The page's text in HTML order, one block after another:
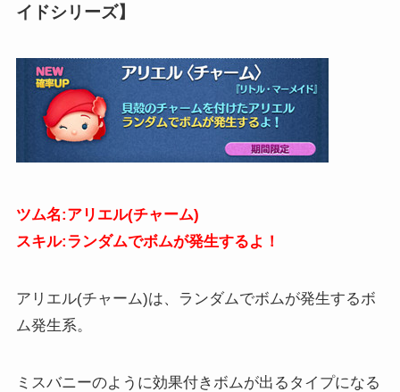
イドシリーズ】
ツム名:アリエル(チャーム)
スキル:ランダムでボムが発生するよ！
アリエル(チャーム)は、ランダムでボムが発生するボ
ム発生系。
ミスバニーのように効果付きボムが出るタイプになる